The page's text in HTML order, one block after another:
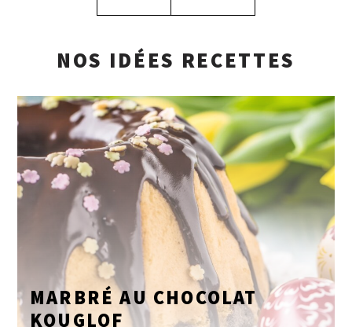
NOS IDÉES RECETTES
MARBRÉ AU CHOCOLAT
KOUGLOF